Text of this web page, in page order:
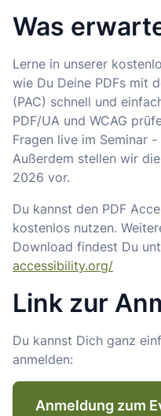
Was
Lerne in unserer
wie Du Deine PDFs mit
(PAC) schnell und
PDF/UA und WCAG
Fragen live im Seminar
Außerdem stellen wir
2026 vor.
Du kannst den PDF
kostenlos nutzen.
Download findest Du
accessibility.org/
Link zur
Du kannst Dich ganz
anmelden:
Anmeldung zum